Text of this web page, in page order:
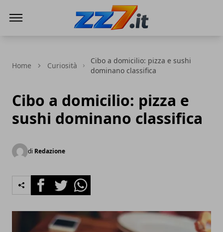
Home Curiosità
Cibo a domicilio: pizza e sushi
dominano classifica
Cibo a domicilio: pizza e
sushi dominano classifica
di Redazione
FacebookTwitterWhatsapp